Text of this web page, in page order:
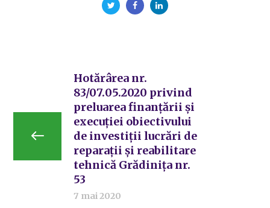
Hotărârea nr.
83/07.05.2020 privind
preluarea finanțării și
execuției obiectivului
de investiții lucrări de
reparații și reabilitare
tehnică Grădinița nr.
53
7 mai 2020